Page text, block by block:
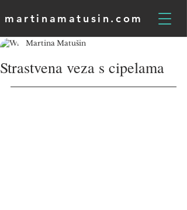
martinamatusin.com
Strastvena veza s cipelama
Martina Matušin